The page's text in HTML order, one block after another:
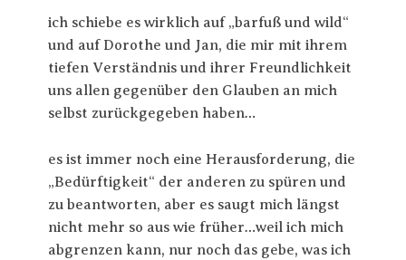
ich schiebe es wirklich auf „barfuß und wild“
und auf Dorothe und Jan, die mir mit ihrem
tiefen Verständnis und ihrer Freundlichkeit
uns allen gegenüber den Glauben an mich
selbst zurückgegeben haben…
es ist immer noch eine Herausforderung, die
„Bedürftigkeit“ der anderen zu spüren und
zu beantworten, aber es saugt mich längst
nicht mehr so aus wie früher…weil ich mich
abgrenzen kann, nur noch das gebe, was ich